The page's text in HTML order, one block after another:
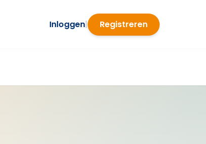
Inloggen| Registreren